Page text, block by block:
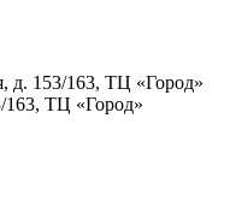
д. 153/163, ТЦ «Город»
163, ТЦ «Город»